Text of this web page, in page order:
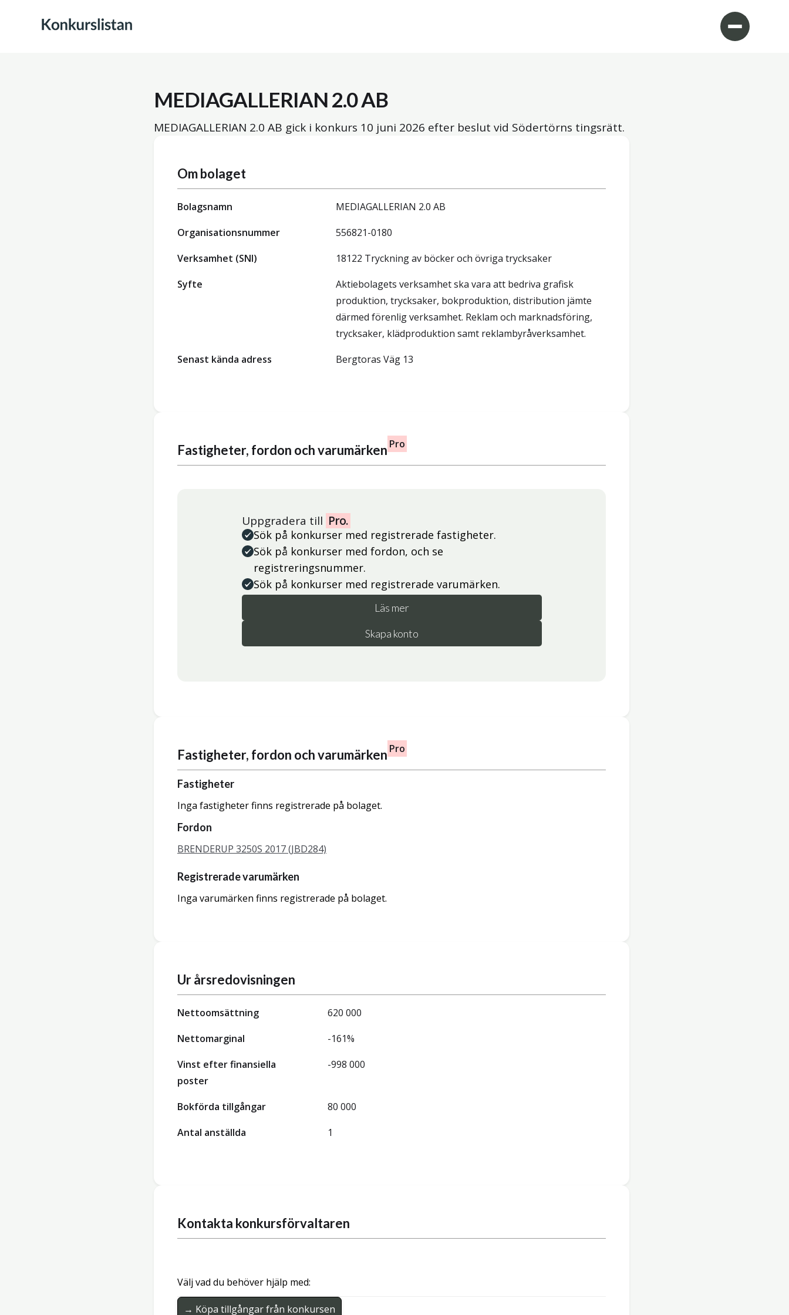
MEDIAGALLERIAN 2.0 AB
MEDIAGALLERIAN 2.0 AB gick i konkurs 10 juni 2026 efter beslut vid Södertörns tingsrätt.
Om bolaget
Bolagsnamn
MEDIAGALLERIAN 2.0 AB
Organisationsnummer
556821-0180
Verksamhet (SNI)
18122 Tryckning av böcker och övriga trycksaker
Syfte
Aktiebolagets verksamhet ska vara att bedriva grafisk
produktion, trycksaker, bokproduktion, distribution jämte
därmed förenlig verksamhet. Reklam och marknadsföring,
trycksaker, klädproduktion samt reklambyråverksamhet.
Senast kända adress
Bergtoras Väg 13
Fastigheter, fordon och varumärken Pro
Uppgradera till Pro.
Sök på konkurser med registrerade fastigheter.
Sök på konkurser med fordon, och se
registreringsnummer.
Sök på konkurser med registrerade varumärken.
Läs mer
Skapa konto
Fastigheter, fordon och varumärken Pro
Fastigheter
Inga fastigheter finns registrerade på bolaget.
Fordon
BRENDERUP 3250S 2017 (JBD284)
Registrerade varumärken
Inga varumärken finns registrerade på bolaget.
Ur årsredovisningen
Nettoomsättning
620 000
Nettomarginal
-161%
Vinst efter finansiella
poster
-998 000
Bokförda tillgångar
80 000
Antal anställda
1
Kontakta konkursförvaltaren
Välj vad du behöver hjälp med:
→ Köpa tillgångar från konkursen